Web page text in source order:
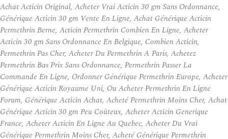
Achat Acticin Original, Acheter Vrai Acticin 30 gm Sans Ordonnance,
Générique Acticin 30 gm Vente En Ligne, Achat Générique Acticin
Permethrin Berne, Acticin Permethrin Combien En Ligne, Acheter
Acticin 30 gm Sans Ordonnance En Belgique, Combien Acticin,
Permethrin Pas Cher, Acheter Du Permethrin A Paris, Achetez
Permethrin Bas Prix Sans Ordonnance, Permethrin Passer La
Commande En Ligne, Ordonner Générique Permethrin Europe, Acheter
Générique Acticin Royaume Uni, Ou Acheter Permethrin En Ligne
Forum, Générique Acticin Achat, Acheté Permethrin Moins Cher, Achat
Générique Acticin 30 gm Peu Coûteux, Acheter Acticin Generique
France, Acheter Acticin En Ligne Au Quebec, Acheter Du Vrai
Générique Permethrin Moins Cher, Acheté Générique Permethrin